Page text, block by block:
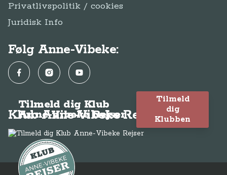
Privatlivspolitik / cookies
Juridisk Info
Følg Anne-Vibeke:
FacebookInstagramYouTube
Klub Anne-Vibeke Rejser
Tilmeld dig Klub
Anne-Vibeke Rejser
Tilmeld
dig
Klubben